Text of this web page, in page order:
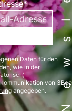
Daten für den
wie in der
von 3Bee
angegeben.